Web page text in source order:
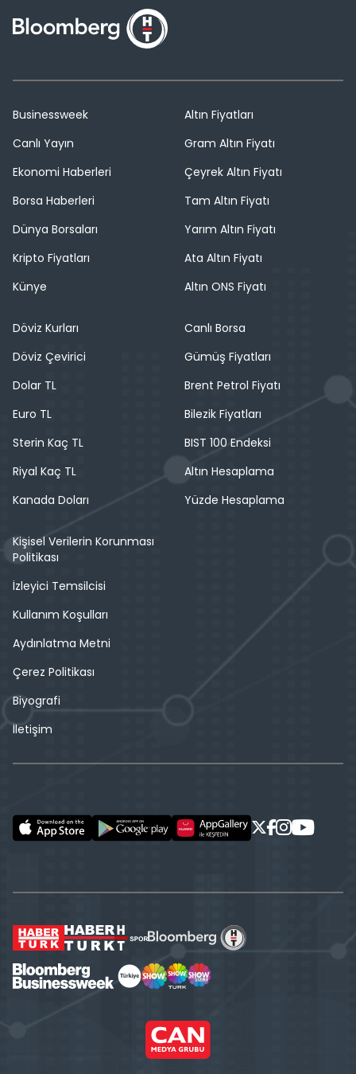
Businessweek
Canlı Yayın
Ekonomi Haberleri
Borsa Haberleri
Dünya Borsaları
Kripto Fiyatları
Künye
Altın Fiyatları
Gram Altın Fiyatı
Çeyrek Altın Fiyatı
Tam Altın Fiyatı
Yarım Altın Fiyatı
Ata Altın Fiyatı
Altın ONS Fiyatı
Döviz Kurları
Döviz Çevirici
Dolar TL
Euro TL
Sterin Kaç TL
Riyal Kaç TL
Kanada Doları
Canlı Borsa
Gümüş Fiyatları
Brent Petrol Fiyatı
Bilezik Fiyatları
BIST 100 Endeksi
Altın Hesaplama
Yüzde Hesaplama
Kişisel Verilerin Korunması
Politikası
İzleyici Temsilcisi
Kullanım Koşulları
Aydınlatma Metni
Çerez Politikası
Biyografi
İletişim